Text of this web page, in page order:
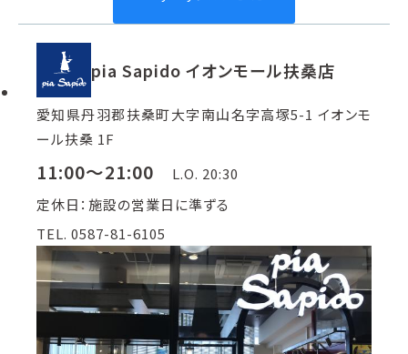
pia Sapido イオンモール扶桑店
愛知県丹羽郡扶桑町大字南山名字高塚5-1 イオンモ
ール扶桑 1F
11:00～21:00
L.O. 20:30
定休日：施設の営業日に準ずる
TEL. 0587-81-6105